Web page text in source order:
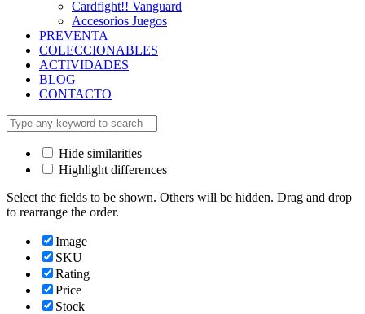
Cardfight!! Vanguard
Accesorios Juegos
PREVENTA
COLECCIONABLES
ACTIVIDADES
BLOG
CONTACTO
Hide similarities
Highlight differences
Select the fields to be shown. Others will be hidden. Drag and drop
to rearrange the order.
Image
SKU
Rating
Price
Stock